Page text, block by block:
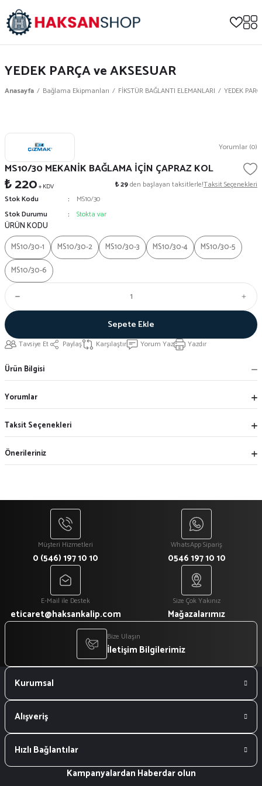
YEDEK PARÇA ve AKSESUAR
Anasayfa Bağlama Ekipmanları FİKSTÜR BAĞLANTI ELEMANLARI YEDEK
Yorumlar (0)
MS10/30 MEKANİK BAĞLAMA İÇİN ÇAPRAZ KOL
₺ 220+ KDV ₺ 29den başlayan taksitlerle!Taksit Seçenekleri
Stok Kodu
MS10/30
Stok Durumu
Stokta var
ÜRÜN KODU
MS10/30-1
MS10/30-2 MS10/30-3 MS10/30-4
MS10/30-5
MS10/30-6
Sepete Ekle
Tavsiye Et Paylaş Karşılaştır Yorum Yaz Yazdır
Ürün Bilgisi
Yorumlar
Taksit Seçenekleri
Önerileriniz
Müşteri Hizmetleri
0 (546) 197 10 10
WhatsApp Sipariş
0546 197 10 10
E-Mail ile Destek
eticaret@haksankalip.com
Size Çok Yakınız
Mağazalarımız
Bize Ulaşın
İletişim Bilgilerimiz
Kurumsal
Alışveriş
Hızlı Bağlantılar
Kampanyalardan Haberdar olun